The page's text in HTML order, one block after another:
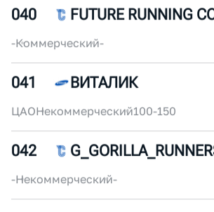
-Некоммерческий-
039
ЮВАО Коммерческий10-30
040
-Коммерческий-
041 ВИТАЛИК